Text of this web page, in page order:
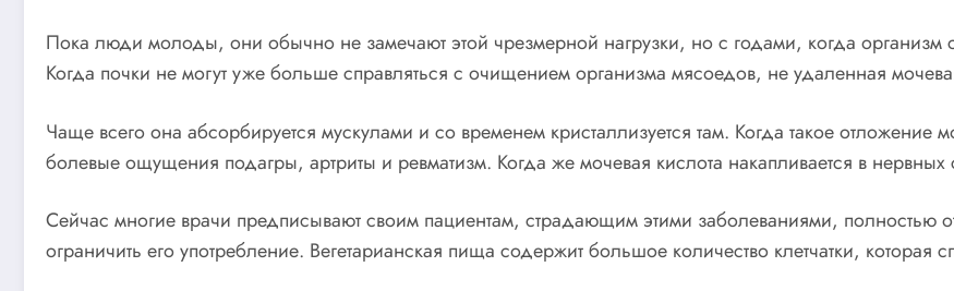
Пока люди молоды, они обычно не замечают этой чрезмерной нагрузки, но с годами, когда организм
Когда почки не могут уже больше справляться с очищением организма мясоедов, не удаленная
Чаще всего она абсорбируется мускулами и со временем кристаллизуется там. Когда такое отложение
болевые ощущения подагры, артриты и ревматизм. Когда же мочевая кислота накапливается в
Сейчас многие врачи предписывают своим пациентам, страдающим этими заболеваниями, полностью
ограничить его употребление. Вегетарианская пища содержит большое количество клетчатки, которая